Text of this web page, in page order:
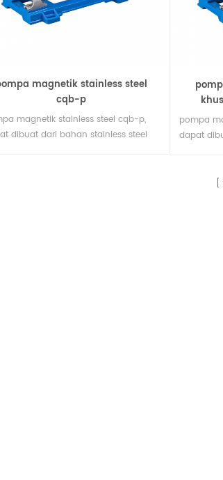
magnetik stainless steel
cqb-p
magnetik stainless steel cqb-p,
dibuat dari bahan stainless steel
pompa
dapat